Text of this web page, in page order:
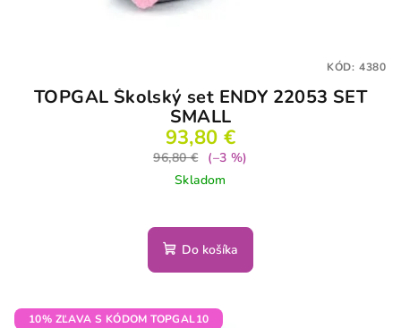
TOPGAL Školský set ENDY 22053 SET
SMALL
93,80 €
96,80 €
(–3 %)
Skladom
Do košíka
KÓD: 4380
10% ZĽAVA S KÓDOM TOPGAL10